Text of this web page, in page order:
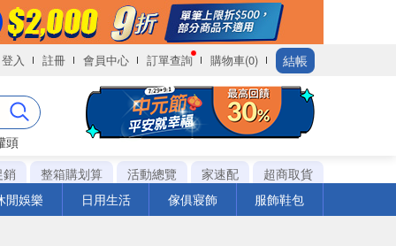
登入 註冊 會員中心 訂單查詢 購物車(0) 結帳
頭
銷
整箱購划算 活動總覽 家速配
超商取貨
閒娛樂
日用生活 傢俱寢飾 服飾鞋包